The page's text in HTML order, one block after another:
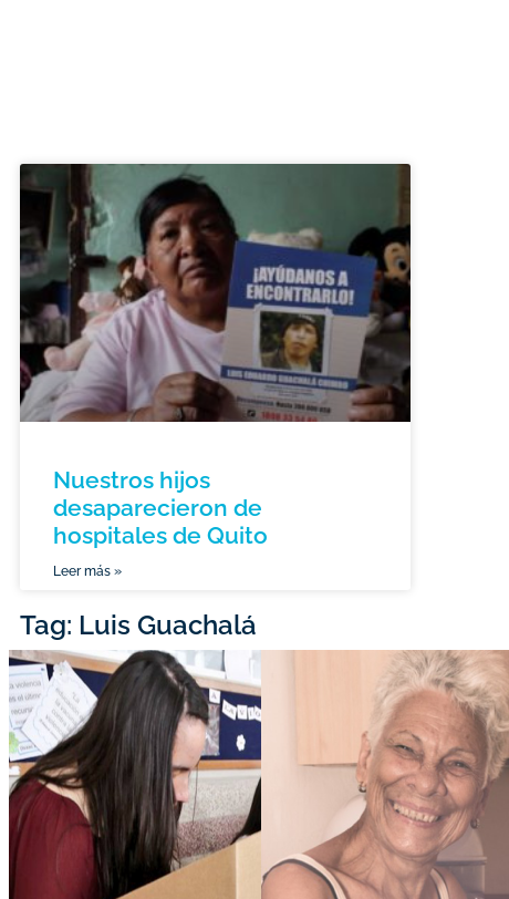
Nuestros hijos
desaparecieron de
hospitales de Quito
Leer más »
Tag: Luis Guachalá